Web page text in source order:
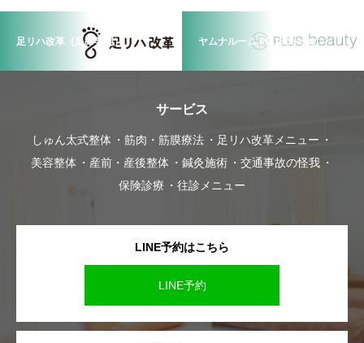
足リハ改革（足の専門） ヤムナルーム PLUSbeauty
サービス
しゅん太式整体 筋肉・筋膜療法
足リハ改革メニュー
美容整体
産前・産後整体 鍼灸施術
交通事故の怪我
保険診療
往診メニュー
LINE予約はこちら
LINE予約